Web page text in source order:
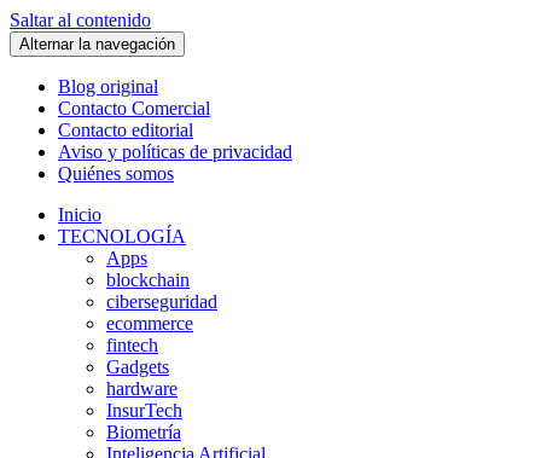
Saltar al contenido
Alternar la navegación
Blog original
Contacto Comercial
Contacto editorial
Aviso y políticas de privacidad
Quiénes somos
Inicio
TECNOLOGÍA
Apps
blockchain
ciberseguridad
ecommerce
fintech
Gadgets
hardware
InsurTech
Biometría
Inteligencia Artificial